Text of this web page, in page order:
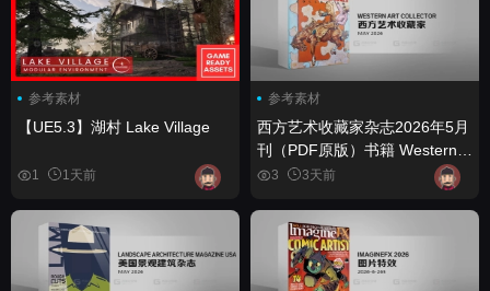
参考素材
【UE5.3】湖村 Lake Village
1 1天前
参考素材
西方艺术收藏家杂志2026年5月
刊（PDF原版）书籍 Western
Art Collector - May 2026 (True
3 3天前